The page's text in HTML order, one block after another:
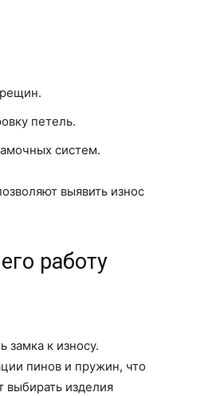
петель.
систем.
выявить износ
работу
замка к износу.
пинов и пружин, что
выбирать изделия